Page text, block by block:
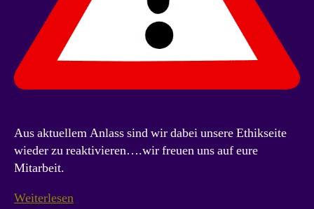
Aus aktuellem Anlass sind wir dabei unsere Ethikseite
wieder zu reaktivieren….wir freuen uns auf eure
Mitarbeit.
Weiterlesen